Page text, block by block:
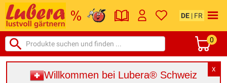
DE | FR
0
X
Willkommen bei Lubera® Schweiz